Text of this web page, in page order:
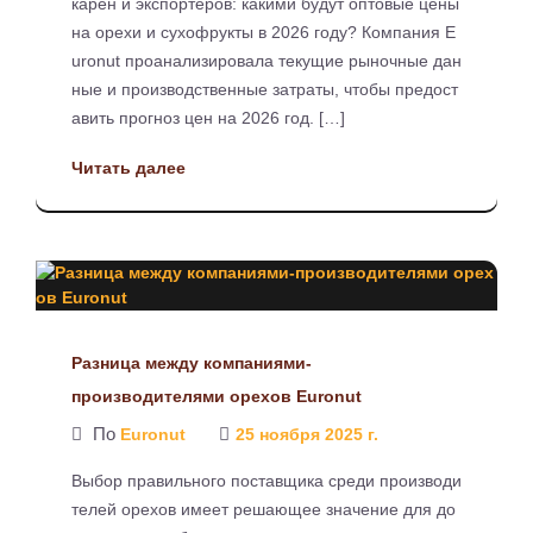
на орехи и сухофрукты в 2026 году? Компания E
uronut проанализировала текущие рыночные дан
ные и производственные затраты, чтобы предост
авить прогноз цен на 2026 год. […]
Читать далее
Разница между компаниями-
производителями орехов Euronut
По Euronut 25 ноября 2025 г.
Выбор правильного поставщика среди производи
телей орехов имеет решающее значение для до